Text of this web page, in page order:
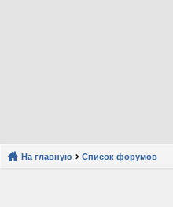
На главную Список форумов